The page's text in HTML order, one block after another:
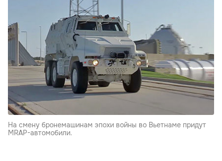
На смену бронемашинам эпохи войны во Вьетнаме придут
MRAP-автомобили.